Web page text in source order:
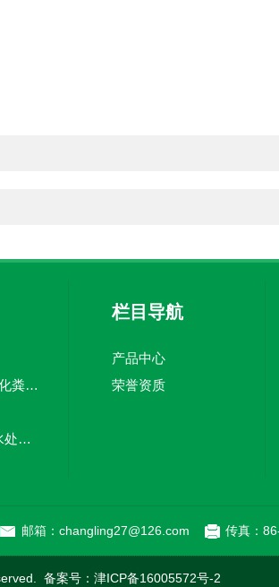
TJZ5100TWC-20化粪池清淘车经济适用 废皮料
嘉中制造车载污水处理设备-环卫车 电动环卫车
栏目导航
产品中心
荣誉资质
邮箱：changling27@126.com 传真：
备案号： 津ICP备16005572号-2